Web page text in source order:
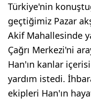
Türkiye'nin
geçtiğimiz Pazar
Akif Mahallesinde
Çağrı Merkezi'ni
Han'ın kanlar
yardım istedi.
ekipleri Han'ın